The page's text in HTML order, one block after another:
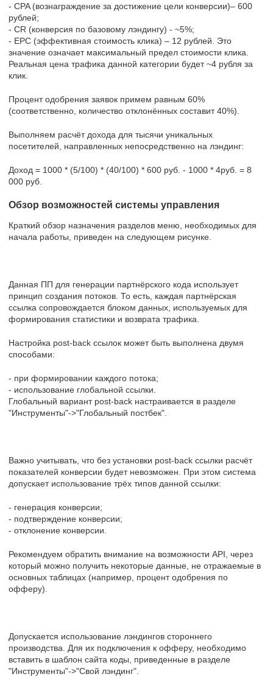
- CPA (вознаграждение за достижение цели конверсии)– 600
рублей;
- CR (конверсия по базовому лэндингу) - ~5%;
- EPC (эффективная стоимость клика) – 12 рублей. Это
значение означает максимальный предел стоимости клика.
Реальная цена трафика данной категории будет ~4 рубля за
клик.
Процент одобрения заявок примем равным 60%
(соответственно, количество отклонённых составит 40%).
Выполняем расчёт дохода для тысячи уникальных
посетителей, направленных непосредственно на лэндинг:
Доход = 1000 * (5/100) * (40/100) * 600 руб. - 1000 * 4руб. = 8
000 руб.
Обзор возможностей системы управления
Краткий обзор назначения разделов меню, необходимых для
начала работы, приведен на следующем рисунке.
Данная ПП для генерации партнёрского кода использует
принцип создания потоков. То есть, каждая партнёрская
ссылка сопровождается блоком данных, используемых для
формирования статистики и возврата трафика.
Настройка post-back ссылок может быть выполнена двумя
способами:
- при формировании каждого потока;
- использование глобальной ссылки.
Глобальный вариант post-back настраивается в разделе
"Инструменты"->"Глобальный постбек".
Важно учитывать, что без установки post-back ссылки расчёт
показателей конверсии будет невозможен. При этом система
допускает использование трёх типов данной ссылки:
- генерация конверсии;
- подтверждение конверсии;
- отклонение конверсии.
Рекомендуем обратить внимание на возможности API, через
который можно получить некоторые данные, не отражаемые в
основных таблицах (например, процент одобрения по
офферу).
Допускается использование лэндингов стороннего
производства. Для их подключения к офферу, необходимо
вставить в шаблон сайта коды, приведенные в разделе
"Инструменты"->"Свой лэндинг".